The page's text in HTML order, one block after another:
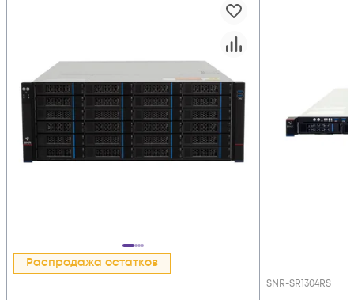
Распродажа остатков
SNR-SR1304RS